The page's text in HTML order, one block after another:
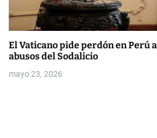
El Vaticano pide perdón en Perú
abusos del Sodalicio
mayo 23, 2026